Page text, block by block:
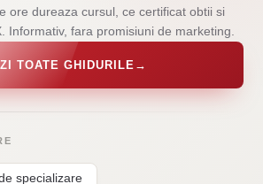
ore dureaza cursul, ce certificat obtii si
Informativ, fara promisiuni de marketing.
TOATE GHIDURILE →
specializare